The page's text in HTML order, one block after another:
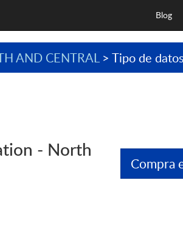
Blog
AND CENTRAL> Tipo de datos
- North
Compra